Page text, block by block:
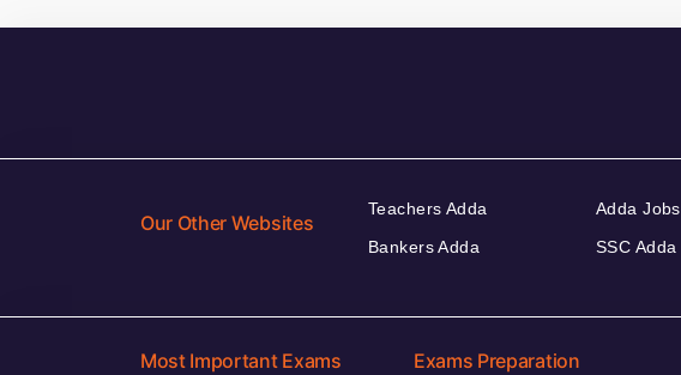
Our Other Websites
Teachers Adda
Bankers Adda
Adda Jobs
SSC Adda
Most Important Exams Exams Preparation